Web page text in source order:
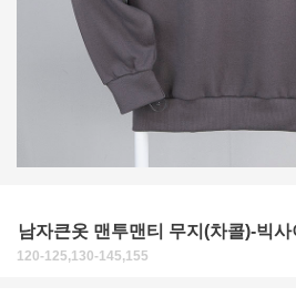
남자큰옷 맨투맨티 무지(차콜)-빅
120-125,130-145,155